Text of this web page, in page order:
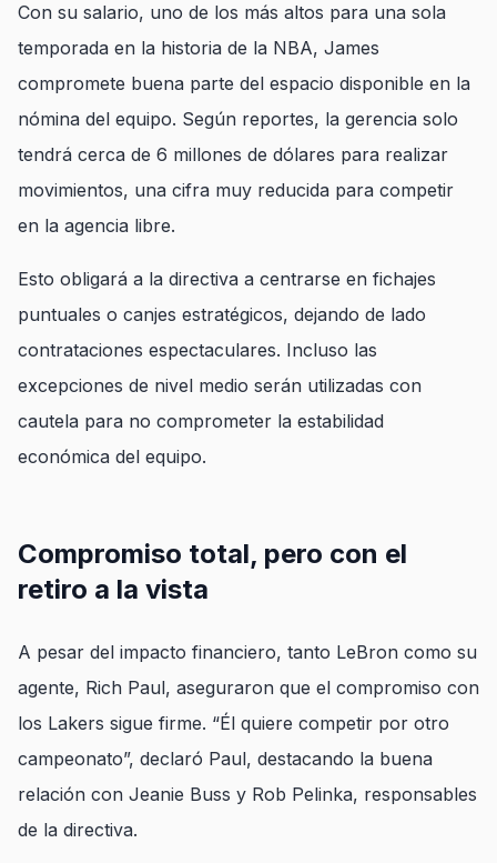
Con su salario, uno de los más altos para una sola
temporada en la historia de la NBA, James
compromete buena parte del espacio disponible en la
nómina del equipo. Según reportes, la gerencia solo
tendrá cerca de 6 millones de dólares para realizar
movimientos, una cifra muy reducida para competir
en la agencia libre.
Esto obligará a la directiva a centrarse en fichajes
puntuales o canjes estratégicos, dejando de lado
contrataciones espectaculares. Incluso las
excepciones de nivel medio serán utilizadas con
cautela para no comprometer la estabilidad
económica del equipo.
Compromiso total, pero con el
retiro a la vista
A pesar del impacto financiero, tanto LeBron como su
agente, Rich Paul, aseguraron que el compromiso con
los Lakers sigue firme. “Él quiere competir por otro
campeonato”, declaró Paul, destacando la buena
relación con Jeanie Buss y Rob Pelinka, responsables
de la directiva.